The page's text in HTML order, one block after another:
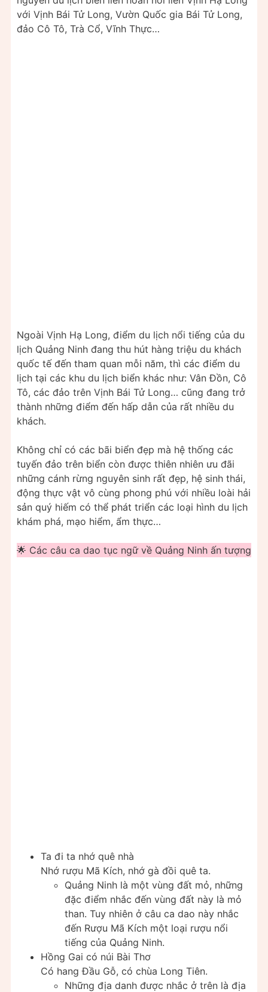
với Vịnh Bái Tử Long, Vườn Quốc gia Bái Tử Long,
đảo Cô Tô, Trà Cổ, Vĩnh Thực…
Ngoài Vịnh Hạ Long, điểm du lịch nổi tiếng của du
lịch Quảng Ninh đang thu hút hàng triệu du khách
quốc tế đến tham quan mỗi năm, thì các điểm du
lịch tại các khu du lịch biển khác như: Vân Đồn, Cô
Tô, các đảo trên Vịnh Bái Tử Long… cũng đang trở
thành những điểm đến hấp dẫn của rất nhiều du
khách.
Không chỉ có các bãi biển đẹp mà hệ thống các
tuyến đảo trên biển còn được thiên nhiên ưu đãi
những cánh rừng nguyên sinh rất đẹp, hệ sinh thái,
động thực vật vô cùng phong phú với nhiều loài hải
sản quý hiếm có thể phát triển các loại hình du lịch
khám phá, mạo hiểm, ẩm thực…
🌟 Các câu ca dao tục ngữ về Quảng Ninh ấn tượng
Ta đi ta nhớ quê nhà
Nhớ rượu Mã Kích, nhớ gà đồi quê ta.
Quảng Ninh là một vùng đất mỏ, những
đặc điểm nhắc đến vùng đất này là mỏ
than. Tuy nhiên ở câu ca dao này nhắc
đến Rượu Mã Kích một loại rượu nổi
tiếng của Quảng Ninh.
Hồng Gai có núi Bài Thơ
Có hang Đầu Gỗ, có chùa Long Tiên.
Những địa danh được nhắc ở trên là địa